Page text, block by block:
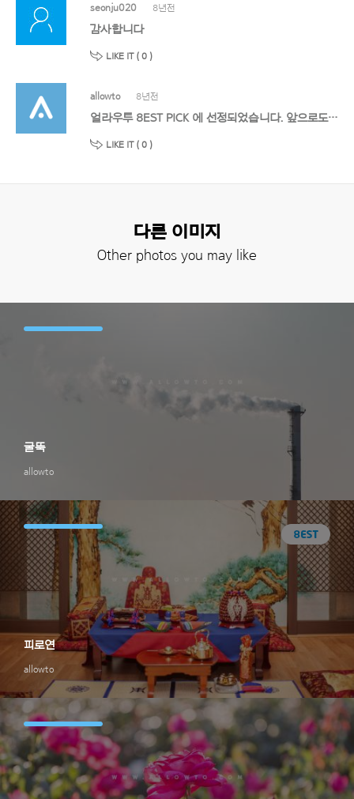
seonju020 8년전
감사합니다
LIKE IT ( 0 )
allowto 8년전
얼라우투 8EST PICK 에 선정되었습니다. 앞으로도 멋진 작품 기대할게요!
LIKE IT ( 0 )
다른 이미지
Other photos you may like
allowto
굴뚝
allowto
피로연